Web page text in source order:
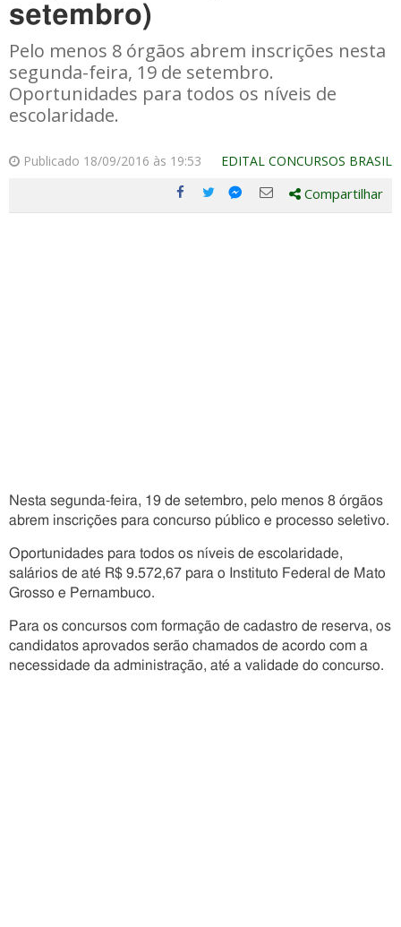
setembro)
Pelo menos 8 órgãos abrem inscrições nesta
segunda-feira, 19 de setembro.
Oportunidades para todos os níveis de
escolaridade.
Publicado 18/09/2016 às 19:53 EDITAL CONCURSOS BRASIL
Compartilhe
Compartilhe
Compartilhe
Compartilhe
Compartilhar
Nesta segunda-feira, 19 de setembro, pelo menos 8 órgãos
abrem inscrições para concurso público e processo seletivo.
Oportunidades para todos os níveis de escolaridade,
salários de até R$ 9.572,67 para o Instituto Federal de Mato
Grosso e Pernambuco.
Para os concursos com formação de cadastro de reserva, os
candidatos aprovados serão chamados de acordo com a
necessidade da administração, até a validade do concurso.